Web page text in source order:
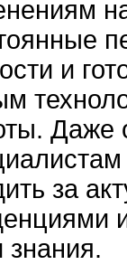
и
Даже
за
знания.